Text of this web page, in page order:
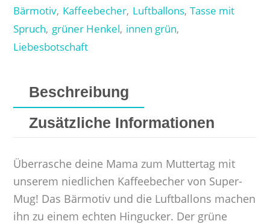
Bärmotiv, Kaffeebecher, Luftballons,Tasse mit
Spruch, grüner Henkel, innen grün,
Liebesbotschaft
Beschreibung
Zusätzliche Informationen
Überrasche deine Mama zum Muttertag mit
unserem niedlichen Kaffeebecher von Super-
Mug! Das Bärmotiv und die Luftballons machen
ihn zu einem echten Hingucker. Der grüne